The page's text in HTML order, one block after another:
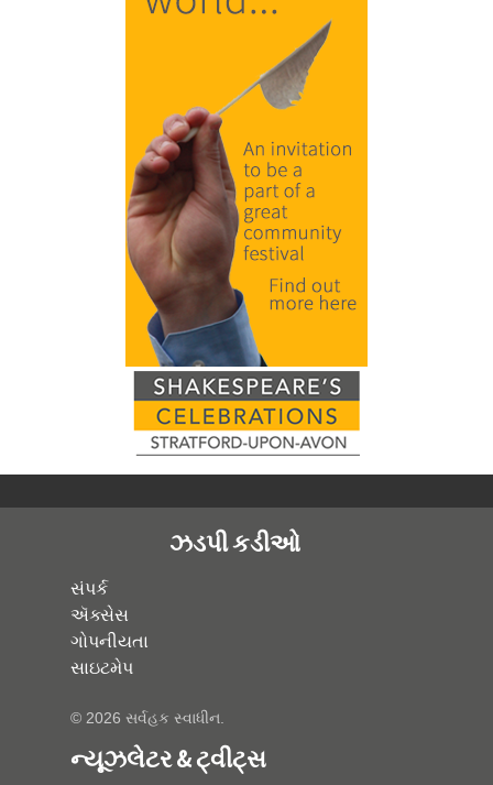
ઝડપી કડીઓ
સંપર્ક
ઍક્સેસ
ગોપનીયતા
સાઇટમેપ
© 2026 સર્વહક સ્વાધીન.
ન્યૂઝલેટર & ટ્વીટ્સ